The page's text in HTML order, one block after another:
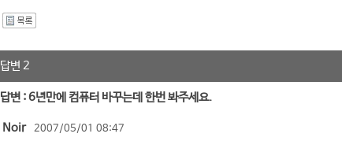
답변 2
답변 : 6년만에 컴퓨터 바꾸는데 한번 봐주세요.
Noir 2007/05/01 08:47